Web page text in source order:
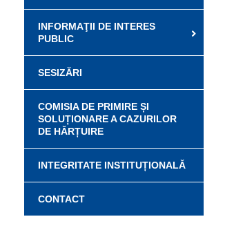
INFORMAŢII DE INTERES
PUBLIC
SESIZĂRI
COMISIA DE PRIMIRE ȘI
SOLUȚIONARE A CAZURILOR
DE HĂRȚUIRE
INTEGRITATE INSTITUȚIONALĂ
CONTACT